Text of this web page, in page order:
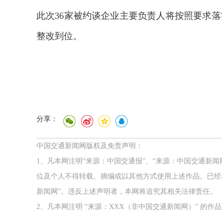
此次36家被约谈企业主要负责人将按照要求
整改到位。
分享：
中国交通新闻网版权及免责声明：
1、凡本网注明“来源：中国交通报”、“来源：中国交通新
位及个人不得转载、摘编或以其他方式使用上述作品。已
新闻网”。违反上述声明者，本网将追究其相关法律责任。
2、凡本网注明 “来源：XXX（非中国交通新闻网）” 的作
2026年中国航海日